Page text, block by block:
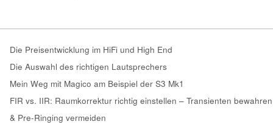
Die Preisentwicklung im HiFi und High End
Die Auswahl des richtigen Lautsprechers
Mein Weg mit Magico am Beispiel der S3 Mk1
FIR vs. IIR: Raumkorrektur richtig einstellen – Transienten bewahren
& Pre-Ringing vermeiden